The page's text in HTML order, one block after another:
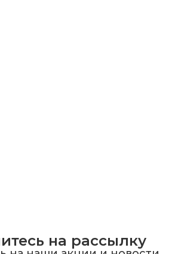
на рассылку